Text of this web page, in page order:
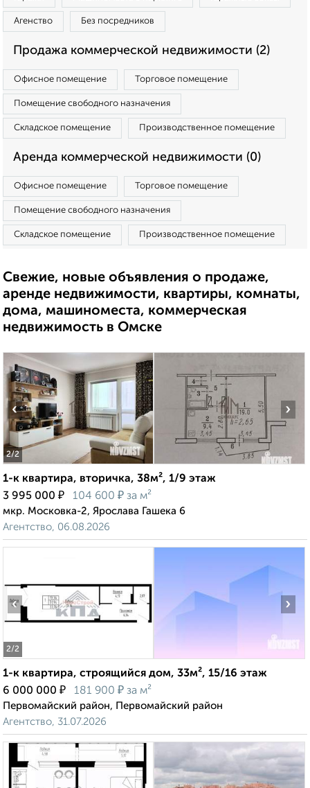
Агенство Без посредников
Продажа коммерческой недвижимости (2)
Офисное помещение Торговое помещение
Помещение свободного назначения
Складское помещение Производственное помещение
Аренда коммерческой недвижимости (0)
Офисное помещение Торговое помещение
Помещение свободного назначения
Складское помещение Производственное помещение
Свежие, новые объявления о продаже,
аренде недвижимости, квартиры, комнаты,
дома, машиноместа, коммерческая
недвижимость в Омске
2/2
‹ ›
1-к квартира, вторичка, 38м², 1/9 этаж
3 995 000 ₽ 104 600 ₽ за м²
мкр. Московка-2, Ярослава Гашека 6
Агентство, 06.08.2026
2/2
‹ ›
1-к квартира, строящийся дом, 33м², 15/16 этаж
6 000 000 ₽ 181 900 ₽ за м²
Первомайский район, Первомайский район
Агентство, 31.07.2026